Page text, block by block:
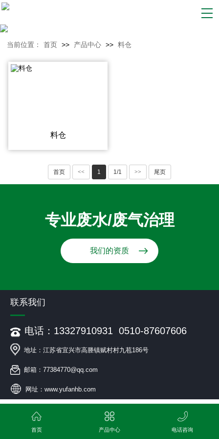
当前位置： 首页 >> 产品中心 >> 料仓
料仓
首页 << 1 1/1 >> 尾页
专业废水/废气治理
我们的资质
联系我们
电话：13327910931 0510-87607606
地址：江苏省宜兴市高塍镇赋村村九苞186号
邮箱：77384770@qq.com
网址：www.yufanhb.com
首页 产品中心 电话咨询